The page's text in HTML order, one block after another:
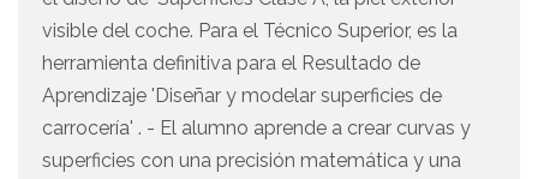
visible del coche. Para el Técnico Superior, es la
herramienta definitiva para el Resultado de
Aprendizaje 'Diseñar y modelar superficies de
carrocería' . - El alumno aprende a crear curvas y
superficies con una precisión matemática y una